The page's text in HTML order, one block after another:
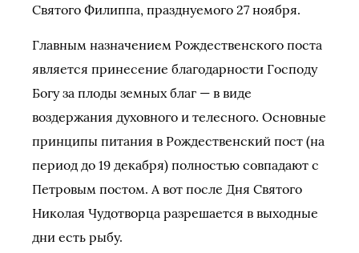
Святого Филиппа, празднуемого 27 ноября.
Главным назначением Рождественского поста
является принесение благодарности Господу
Богу за плоды земных благ — в виде
воздержания духовного и телесного. Основные
принципы питания в Рождественский пост (на
период до 19 декабря) полностью совпадают с
Петровым постом. А вот после Дня Святого
Николая Чудотворца разрешается в выходные
дни есть рыбу.